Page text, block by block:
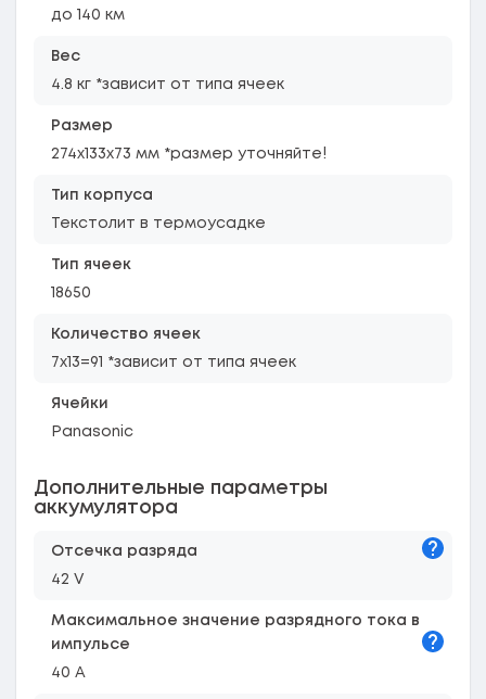
до 140 км
Вес
4.8 кг *зависит от типа ячеек
Размер
274x133x73 мм *размер уточняйте!
Тип корпуса
Текстолит в термоусадке
Тип ячеек
18650
Количество ячеек
7х13=91 *зависит от типа ячеек
Ячейки
Panasonic
Дополнительные параметры
аккумулятора
Отсечка разряда
42 V
Максимальное значение разрядного тока в
импульсе
40 A